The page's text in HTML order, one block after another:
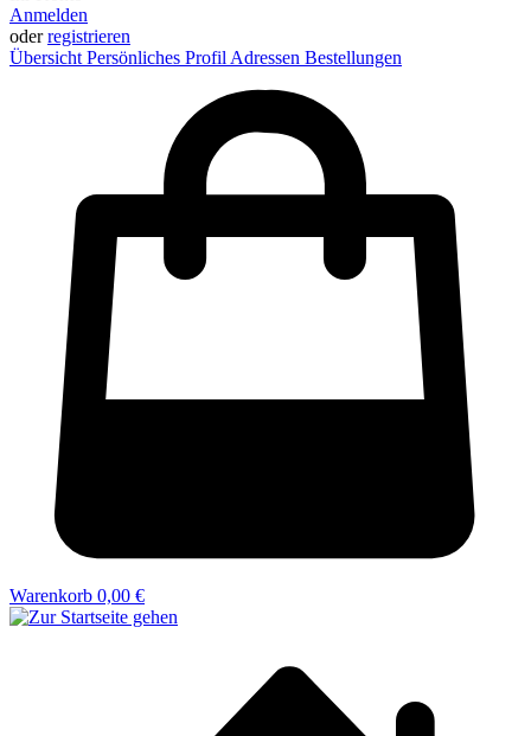
Anmelden
oderregistrieren
Übersicht Persönliches Profil Adressen Bestellungen
Warenkorb 0,00 €